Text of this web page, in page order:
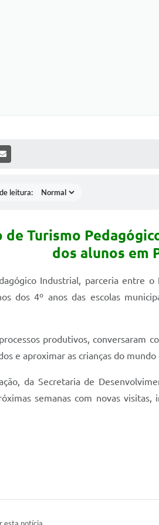
MÍDIAS
leitura:
de Turismo
dos alunos em
Industrial, parceria entre
dos 4º anos das escolas
produtivos,
e aproximar as crianças do
da Secretaria de
semanas com novas